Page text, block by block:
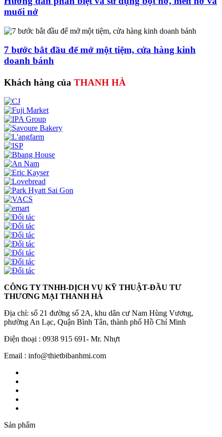
muối nở
7 bước bắt đầu để mở một tiệm, cửa hàng kinh
doanh bánh
Khách hàng của THANH HÀ
CÔNG TY TNHH-DỊCH VỤ KỸ THUẬT-ĐẦU TƯ
THƯƠNG MẠI THANH HÀ
Địa chỉ: số 21 đường số 2A, khu dân cư Nam Hùng Vương,
phường An Lạc, Quận Bình Tân, thành phố Hồ Chí Minh
Điện thoại : 0938 915 691- Mr. Nhựt
Email : info@thietbibanhmi.com
Sản phẩm